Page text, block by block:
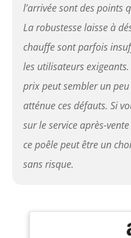
l’arrivée sont des points
La robustesse laisse à
chauffe sont parfois
les utilisateurs
prix peut sembler un
atténue ces défauts. Si
sur le service après-
ce poêle peut être un
sans risque.